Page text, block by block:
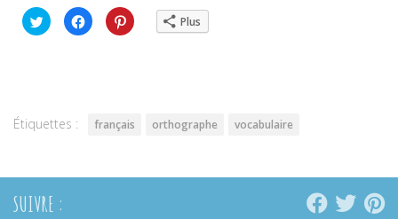
Cliquez
pour
partager
Cliquez
pour
partager
Cliquez
pour Plus
Étiquettes : français orthographe vocabulaire
SUIVRE :